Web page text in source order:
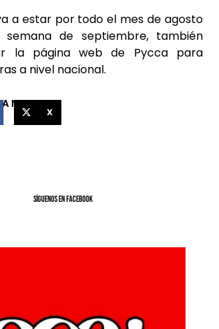
a estar por todo el mes de agosto
de septiembre, también
la página web de Pycca para
a nivel nacional.
NOTICIA
X
SíGUENOS EN FACEBOOK